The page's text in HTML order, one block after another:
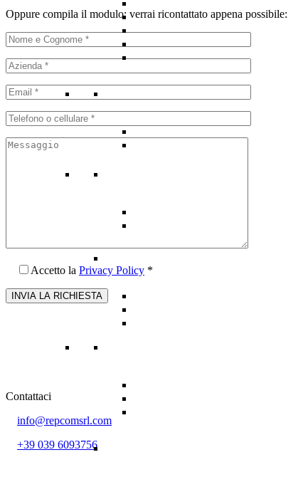
Oppure compila il modulo: verrai ricontattato appena possibile:
Accetto la Privacy Policy *
Contattaci
info@repcomsrl.com
+39 039 6093756